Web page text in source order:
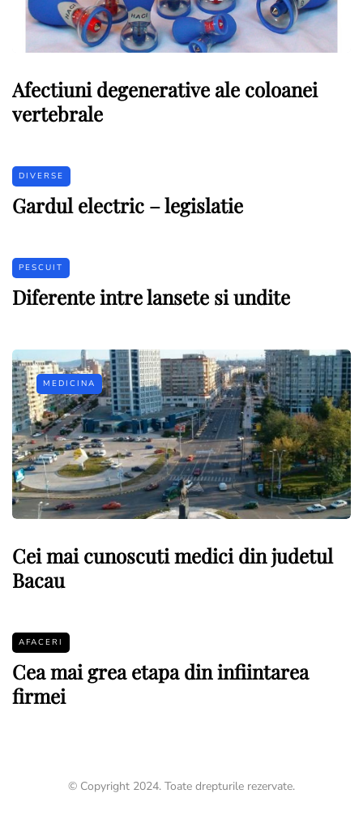
Afectiuni degenerative ale coloanei
vertebrale
DIVERSE
Gardul electric – legislatie
PESCUIT
Diferente intre lansete si undite
MEDICINA
Cei mai cunoscuti medici din judetul
Bacau
AFACERI
Cea mai grea etapa din infiintarea
firmei
© Copyright 2024. Toate drepturile rezervate.